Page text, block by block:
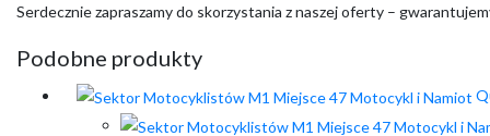
Serdecznie zapraszamy do skorzystania z naszej oferty –
Podobne produkty